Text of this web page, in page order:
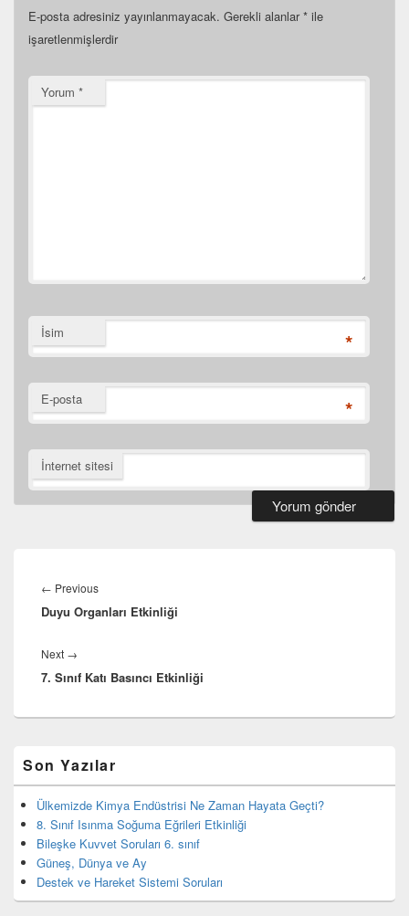
E-posta adresiniz yayınlanmayacak. Gerekli alanlar* ile
işaretlenmişlerdir
Yorum *
İsim *
E-posta *
İnternet sitesi
gezinmesi
← PreviousPrevious
post:
Duyu Organları Etkinliği
Next →
post:
7. Sınıf Katı Basıncı Etkinliği
yan
bar
eklenti
bölgesi
Son Yazılar
Ülkemizde Kimya Endüstrisi Ne Zaman Hayata Geçti?
8. Sınıf Isınma Soğuma Eğrileri Etkinliği
Bileşke Kuvvet Soruları 6. sınıf
Güneş, Dünya ve Ay
Destek ve Hareket Sistemi Soruları